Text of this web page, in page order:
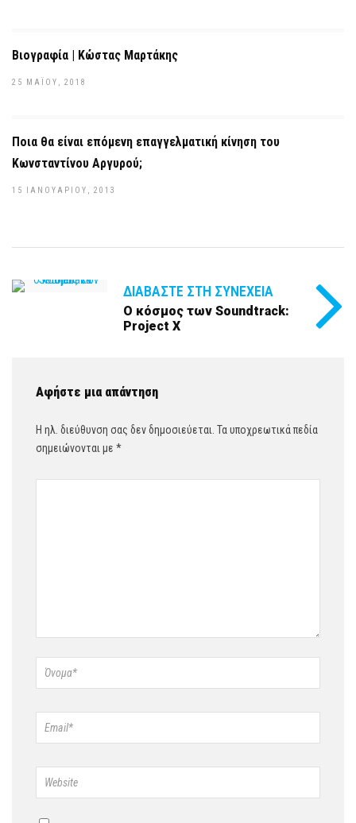
Βιογραφία | Κώστας Μαρτάκης
25 ΜΑΪ́ΟΥ, 2018
Ποια θα είναι επόμενη επαγγελματική κίνηση του
Κωνσταντίνου Αργυρού;
15 ΙΑΝΟΥΑΡΊΟΥ, 2013
ΔΙΑΒΆΣΤΕ ΣΤΗ ΣΥΝΈΧΕΙΑ
Ο κόσμος των Soundtrack:
Project X
Αφήστε μια απάντηση
Η ηλ. διεύθυνση σας δεν δημοσιεύεται. Τα υποχρεωτικά πεδία
σημειώνονται με *